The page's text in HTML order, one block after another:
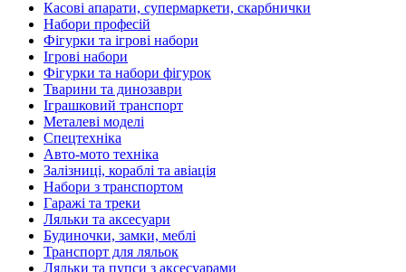
Касові апарати, супермаркети, скарбнички
Набори професій
Фігурки та ігрові набори
Ігрові набори
Фігурки та набори фігурок
Тварини та динозаври
Іграшковий транспорт
Металеві моделі
Спецтехніка
Авто-мото техніка
Залізниці, кораблі та авіація
Набори з транспортом
Гаражі та треки
Ляльки та аксесуари
Будиночки, замки, меблі
Транспорт для ляльок
Ляльки та пупси з аксесуарами